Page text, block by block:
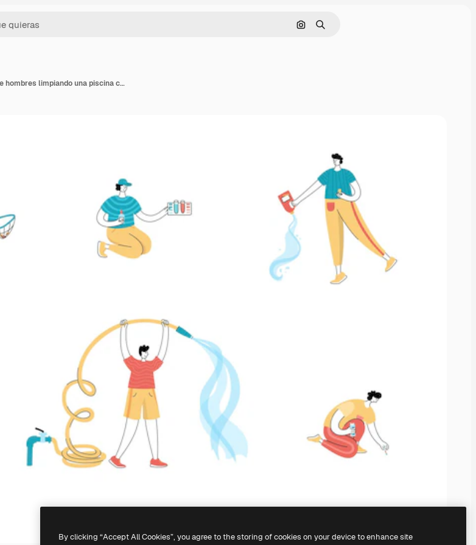
Buscar por imagen
Buscar
Conjunto de ilustración vectorial aislada de hombres limpiando una piscina con herramientas
By clicking “Accept All Cookies”, you agree to the storing of cookies on your device to enhance site